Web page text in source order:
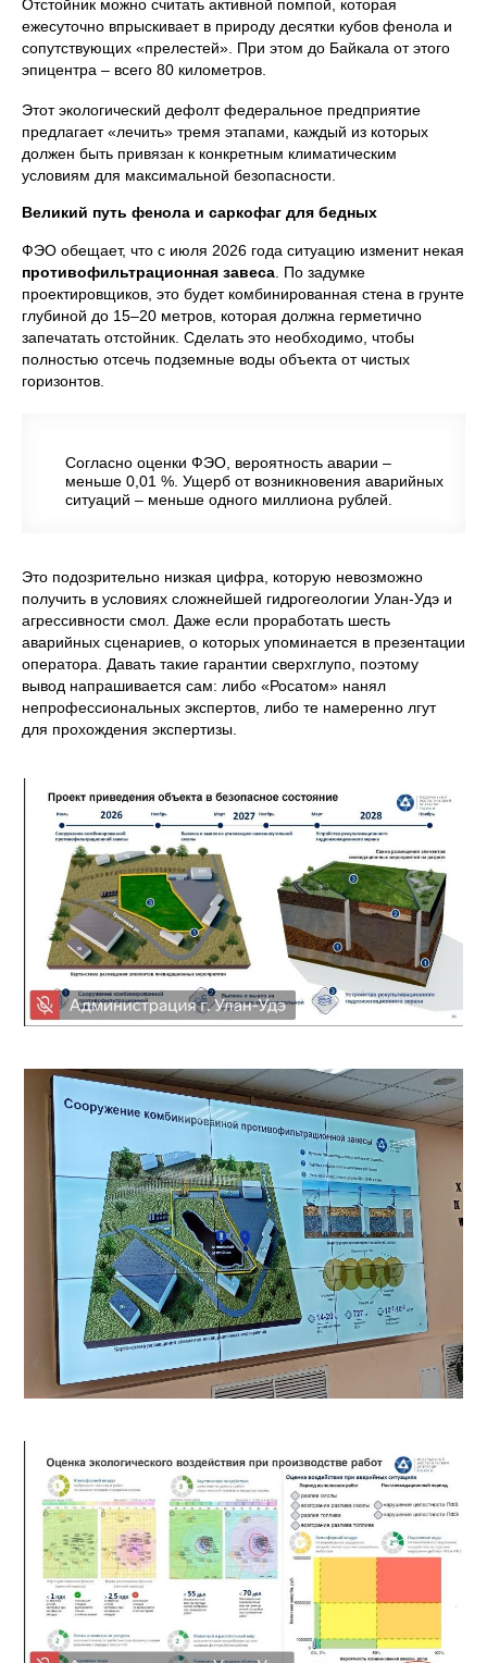
Отстойник можно считать активной помпой, которая
ежесуточно впрыскивает в природу десятки кубов фенола и
сопутствующих «прелестей». При этом до Байкала от этого
эпицентра – всего 80 километров.
Этот экологический дефолт федеральное предприятие
предлагает «лечить» тремя этапами, каждый из которых
должен быть привязан к конкретным климатическим
условиям для максимальной безопасности.
Великий путь фенола и саркофаг для бедных
ФЭО обещает, что с июля 2026 года ситуацию изменит некая
противофильтрационная завеса . По задумке
проектировщиков, это будет комбинированная стена в грунте
глубиной до 15–20 метров, которая должна герметично
запечатать отстойник. Сделать это необходимо, чтобы
полностью отсечь подземные воды объекта от чистых
горизонтов.
Согласно оценки ФЭО, вероятность аварии –
меньше 0,01 %. Ущерб от возникновения аварийных
ситуаций – меньше одного миллиона рублей.
Это подозрительно низкая цифра, которую невозможно
получить в условиях сложнейшей гидрогеологии Улан-Удэ и
агрессивности смол. Даже если проработать шесть
аварийных сценариев, о которых упоминается в презентации
оператора. Давать такие гарантии сверхглупо, поэтому
вывод напрашивается сам: либо «Росатом» нанял
непрофессиональных экспертов, либо те намеренно лгут
для прохождения экспертизы.